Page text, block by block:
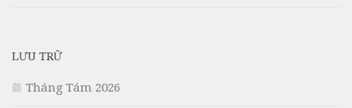
LƯU TRỮ
Tháng Tám 2026